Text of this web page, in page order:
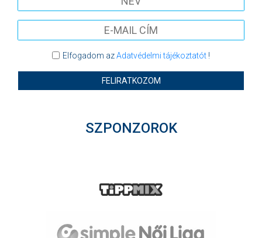
Elfogadom azAdatvédelmi tájékoztatót!
FELIRATKOZOM
SZPONZOROK